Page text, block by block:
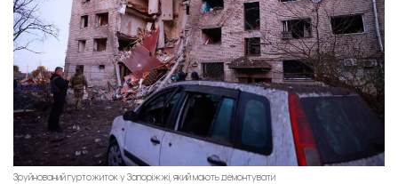
Зруйнований гуртожиток у Запоріжжі, який мають демонтувати